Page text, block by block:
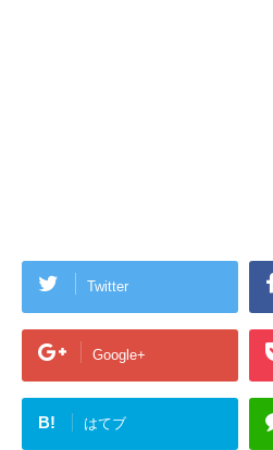
Twitter
Google+
B! はてブ